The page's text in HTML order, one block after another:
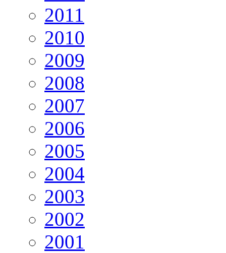
2011
2010
2009
2008
2007
2006
2005
2004
2003
2002
2001